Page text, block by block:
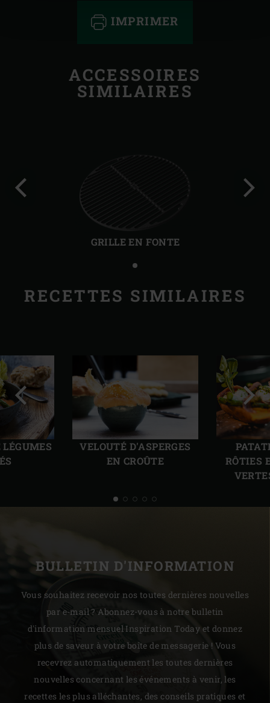
IMPRIMER
ACCESSOIRES
SIMILAIRES
GRILLE EN FONTE
RECETTES SIMILAIRES
LÉGUMES
VELOUTÉ D'ASPERGES
EN CROÛTE
RÔTIES
Diapo
précédente
BULLETIN D'INFORMATION
Vous souhaitez recevoir nos toutes dernières nouvelles
par e-mail ? Abonnez-vous à notre bulletin
d'information mensuel Inspiration Today et donnez
plus de saveur à votre boîte de messagerie ! Vous
recevrez automatiquement les toutes dernières
nouvelles concernant les événements à venir, les
recettes les plus alléchantes, des conseils pratiques et